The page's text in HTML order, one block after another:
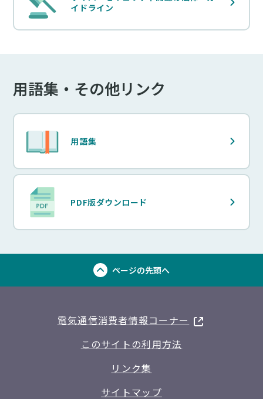
イドライン
用語集・その他リンク
用語集
PDF版ダウンロード
ページの先頭へ
電気通信消費者情報コーナー 別タブで開く
このサイトの利用方法
リンク集
サイトマップ